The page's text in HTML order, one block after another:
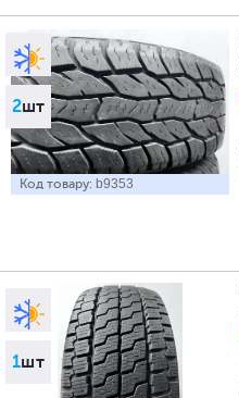
2шт
Код товару: b9353
1шт